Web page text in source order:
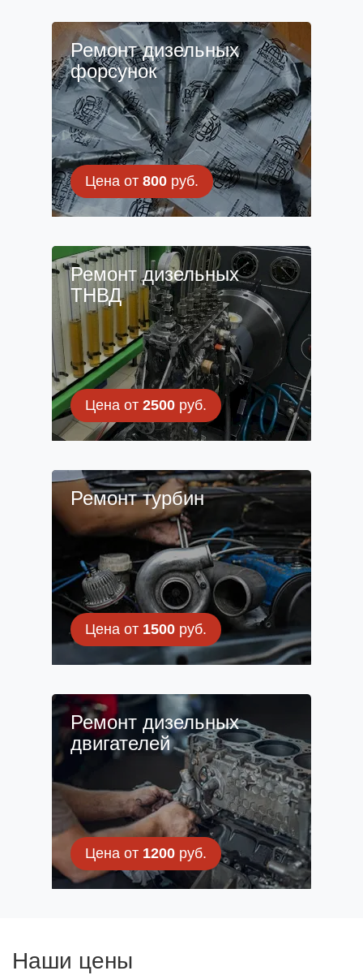
Ремонт дизельных
форсунок
Цена от 800руб.
Ремонт дизельных
ТНВД
Цена от 2500руб.
Ремонт турбин
Цена от 1500руб.
Ремонт дизельных
двигателей
Цена от 1200руб.
Наши цены